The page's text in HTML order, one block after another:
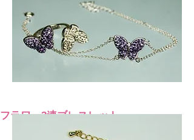
フラワー3連ブレスレット